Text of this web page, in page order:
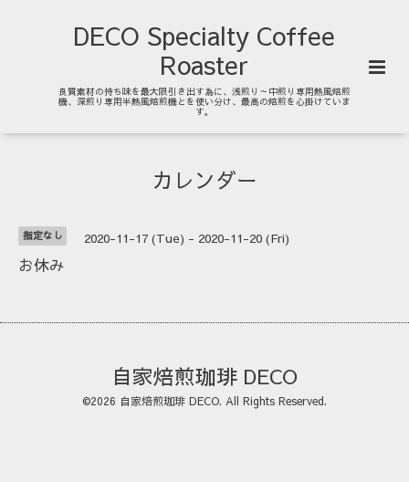
DECO Specialty Coffee
Roaster
良質素材の持ち味を最大限引き出す為に、浅煎り～中煎り専用熱風焙煎
機、深煎り専用半熱風焙煎機とを使い分け、最高の焙煎を心掛けていま
す。
カレンダー
指定なし 2020-11-17 (Tue) - 2020-11-20 (Fri)
お休み
自家焙煎珈琲 DECO
©2026 自家焙煎珈琲 DECO. All Rights Reserved.